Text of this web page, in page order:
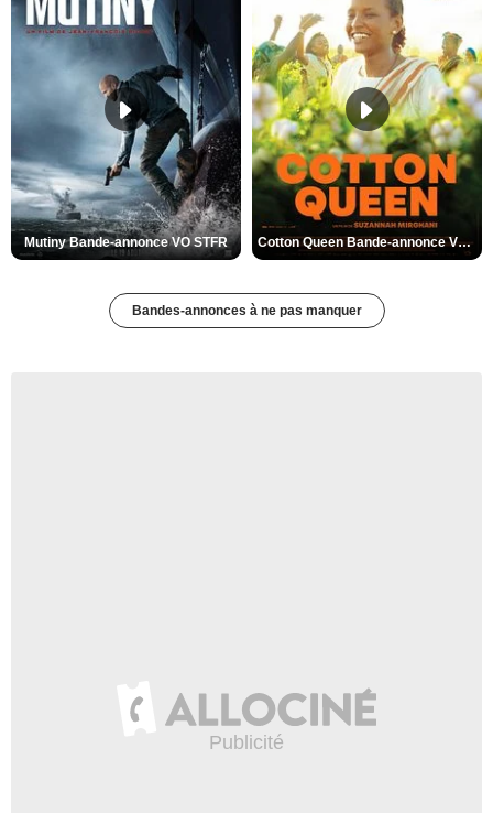
Mutiny Bande-annonce VO STFR Cotton Queen Bande-annonce VO STFR
Bandes-annonces à ne pas manquer